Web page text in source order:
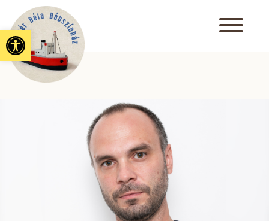
Eszköztár megnyitása